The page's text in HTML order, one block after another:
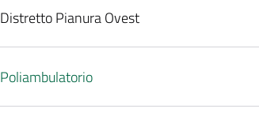
Distretto Pianura Ovest
Poliambulatorio